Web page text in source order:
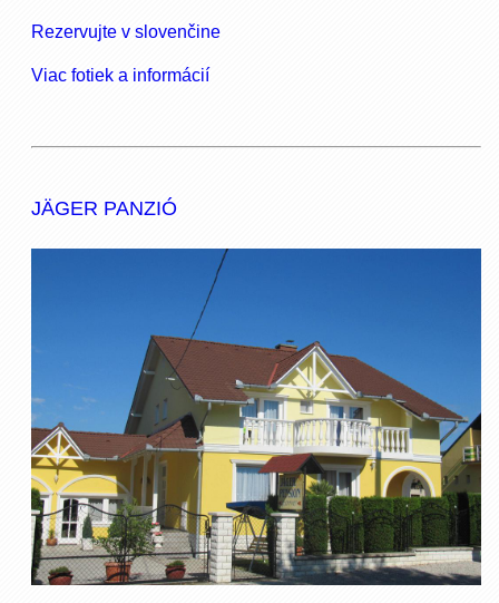
Rezervujte v slovenčine
Viac fotiek a informácií
JÄGER PANZIÓ